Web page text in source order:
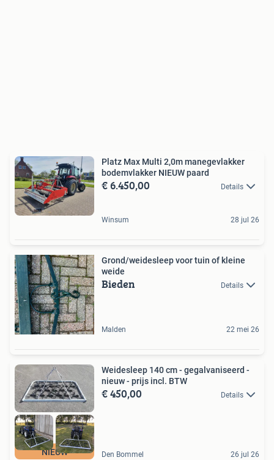
Platz Max Multi 2,0m manegevlakker
bodemvlakker NIEUW paard
€ 6.450,00 Details
Winsum 28 jul 26
Grond/weidesleep voor tuin of kleine
weide
Bieden Details
Malden 22 mei 26
NIEUW
Weidesleep 140 cm - gegalvaniseerd -
nieuw - prijs incl. BTW
€ 450,00 Details
Den Bommel 26 jul 26